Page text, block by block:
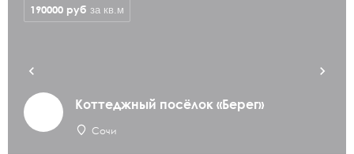
Коттеджный посёлок «Берег»
Сочи
190000 руб за кв.м